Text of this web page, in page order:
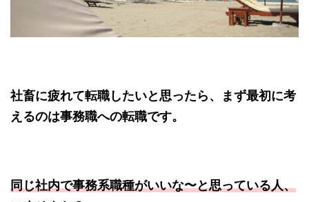
社畜に疲れて転職したいと思ったら、まず最初に考
えるのは事務職への転職です。
同じ社内で事務系職種がいいな〜と思っている人、